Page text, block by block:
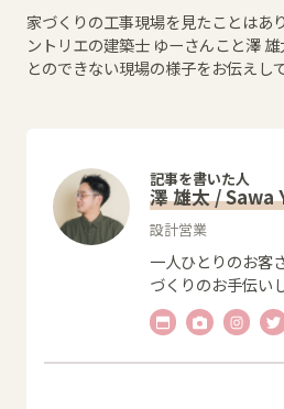
家づくりの工事現場を見たことはあ
ントリエの建築士 ゆーさんこと澤
とのできない現場の様子をお伝えし
記事を書いた人
澤 雄太 / Sawa
設計営業
一人ひとりのお客
づくりのお手伝い